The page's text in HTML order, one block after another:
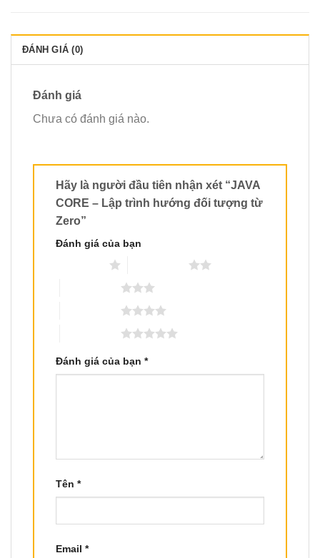
ĐÁNH GIÁ (0)
Đánh giá
Chưa có đánh giá nào.
Hãy là người đầu tiên nhận xét “JAVA
CORE – Lập trình hướng đối tượng từ
Zero”
Đánh giá của bạn
Đánh giá của bạn *
Tên *
Email *